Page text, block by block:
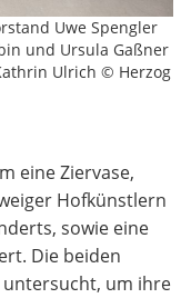
Uwe Spengler
und Ursula Gaßner
Ulrich © Herzog
eine Ziervase,
Hofkünstlern
sowie eine
Die beiden
um ihre